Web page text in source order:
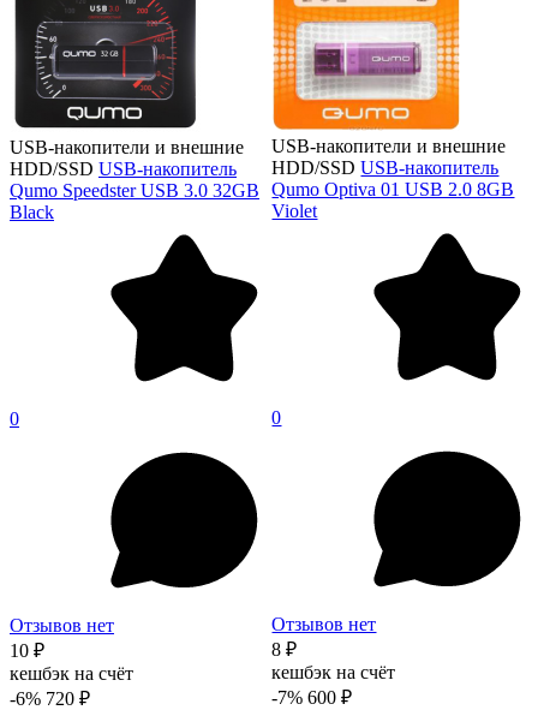
USB-накопители и внешние
HDD/SSD USB-накопитель
Qumo Speedster USB 3.0 32GB
Black
0
Отзывов нет
10 ₽
кешбэк на счёт
-6% 720 ₽
USB-накопители и внешние
HDD/SSD USB-накопитель
Qumo Optiva 01 USB 2.0 8GB
Violet
0
Отзывов нет
8 ₽
кешбэк на счёт
-7% 600 ₽